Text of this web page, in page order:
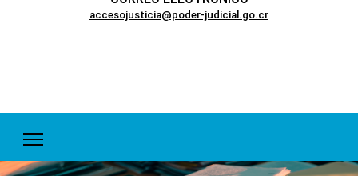
accesojusticia@poder-judicial.go.cr